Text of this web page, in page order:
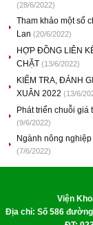
(28/6/2022)
Tham khảo một số
Lan (20/6/2022)
HỢP ĐỒNG LIÊN
CHẶT (13/6/2022)
KIỂM TRA, ĐÁNH
XUÂN 2022 (13/6/
Phát triển chuỗi giá
(9/6/2022)
Ngành nông
(7/6/2022)
Viện
Địa chỉ: Số 586